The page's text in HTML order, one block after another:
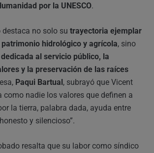
por la UNESCO.
no solo su trayectoria ejemplar
hidrológico y agrícola, sino
al servicio público, la
y la preservación de las raíces
Paqui Bartual, subrayó que Vicent
como nadie los valores que definen a
la tierra, palabra dada, ayuda entre
y silencioso”.
resalta que su labor como síndico